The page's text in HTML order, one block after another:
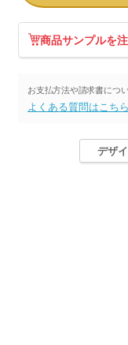
商品サンプルを
お支払方法や請求書につ
よくある質問はこちら
デザ